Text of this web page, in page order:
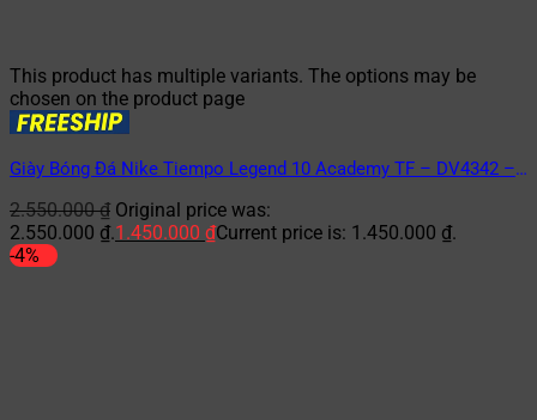
This product has multiple variants. The options may be
chosen on the product page
Giày Bóng Đá Nike Tiempo Legend 10 Academy TF – DV4342 –
2.550.000₫ Original price was:
2.550.000 ₫.1.450.000 ₫Current price is: 1.450.000 ₫.
-4%